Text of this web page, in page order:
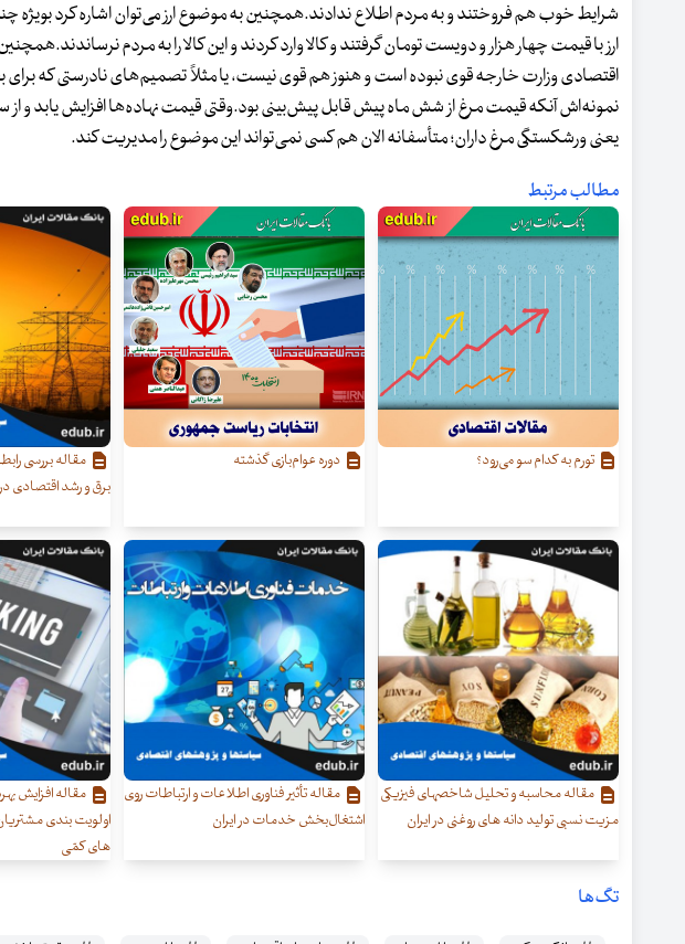
شرایط خوب هم فروختند و به مردم اطلاع ندادند.همچنین به موضوع ارز می‌توان اشاره کرد بویژه
ارز با قیمت چهار هزار و دویست تومان گرفتند و کالا وارد کردند و این کالا را به مردم
اقتصادی وزارت خارجه قوی نبوده است و هنوز هم قوی نیست، یا مثلاً تصمیم‌های نادرستی که برای
نمونه‌اش آنکه قیمت مرغ از شش ماه پیش قابل پیش‌بینی بود.وقتی قیمت نهاده‌ها افزایش یابد
یعنی ورشکستگی مرغ داران؛ متأسفانه الان هم کسی نمی‌تواند این موضوع را مدیریت کند.
مطالب مرتبط
تورم به کدام سو می‌رود؟ دوره عوام‌بازی گذشته
مقاله بررسی
برق و رشد اقتصادی در
مقاله محاسبه و تحلیل شاخصهای فیزیکی
مزیت نسبی تولید دانه های روغنی در ایران
مقاله تأثیر فناوری اطلاعات و ارتباطات روی
اشتغال‌بخش خدمات در ایران
مقاله افزایش
اولویت بندی
های کمّی
تگ‌ها